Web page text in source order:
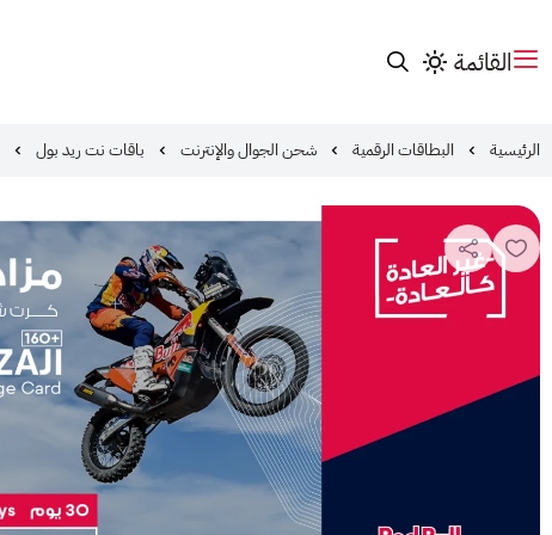
القائمة
الرئيسية البطاقات الرقمية شحن الجوال والإنترنت باقات نت ريد بول